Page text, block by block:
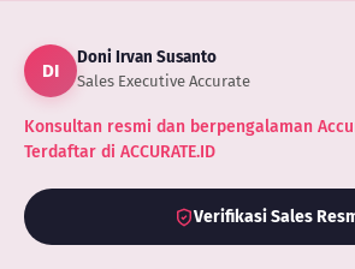
DI
Doni Irvan Susanto
Sales Executive Accurate
Konsultan resmi dan berpengalaman
Terdaftar di ACCURATE.ID
Verifikasi Sales